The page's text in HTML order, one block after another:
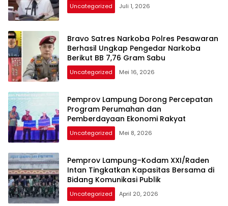
Uncategorized Juli 1, 2026
Bravo Satres Narkoba Polres Pesawaran
Berhasil Ungkap Pengedar Narkoba
Berikut BB 7,76 Gram Sabu
Uncategorized Mei 16, 2026
Pemprov Lampung Dorong Percepatan
Program Perumahan dan
Pemberdayaan Ekonomi Rakyat
Uncategorized Mei 8, 2026
Pemprov Lampung–Kodam XXI/Raden
Intan Tingkatkan Kapasitas Bersama di
Bidang Komunikasi Publik
Uncategorized April 20, 2026